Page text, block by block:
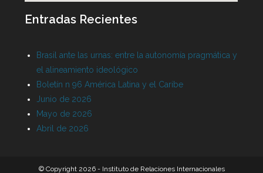
Entradas Recientes
Brasil ante las urnas: entre la autonomía pragmática y
el alineamiento ideológico
Boletín n 96 América Latina y el Caribe
Junio de 2026
Mayo de 2026
Abril de 2026
© Copyright 2026 - Instituto de Relaciones Internacionales